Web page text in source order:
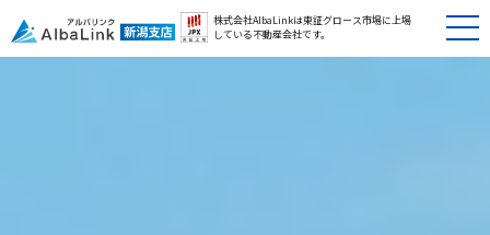
株式会社AlbaLinkは東証グロース市場に上場
している不動産会社です。